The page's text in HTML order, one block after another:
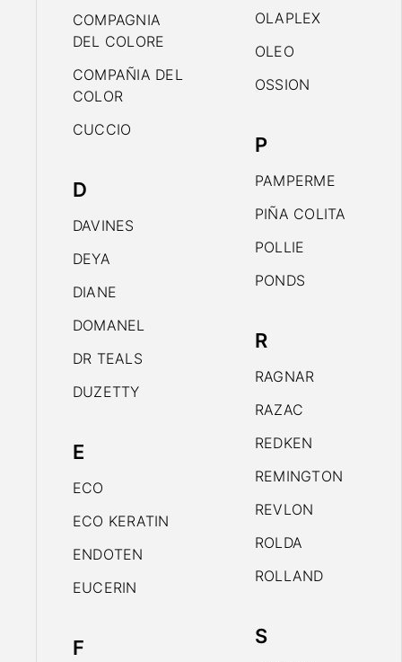
COMPAGNIA
DEL COLORE
COMPAÑIA DEL
COLOR
CUCCIO
D
DAVINES
DEYA
DIANE
DOMANEL
DR TEALS
DUZETTY
E
ECO
ECO KERATIN
ENDOTEN
EUCERIN
F
OLAPLEX
OLEO
OSSION
P
PAMPERME
PIÑA COLITA
POLLIE
PONDS
R
RAGNAR
RAZAC
REDKEN
REMINGTON
REVLON
ROLDA
ROLLAND
S